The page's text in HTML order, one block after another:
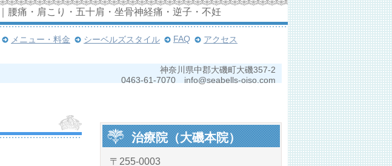
腰痛・肩こり・五十肩・坐骨神経痛・逆子・不妊
神奈川県中郡大磯町大磯357-2
0463-61-7070 info@seabells-oiso.com
メニュー・料金 シーベルズスタイル FAQ
アクセス
治療院（大磯本院）
〒255-0003